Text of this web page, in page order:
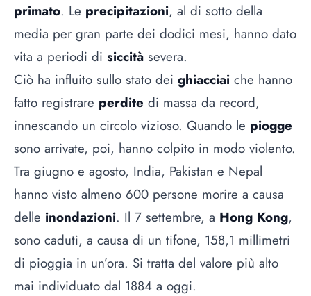
primato. Le precipitazioni, al di sotto della
media per gran parte dei dodici mesi, hanno dato
vita a periodi di siccità severa.
Ciò ha influito sullo stato dei ghiacciai che hanno
fatto registrare perdite di massa da record,
innescando un circolo vizioso. Quando le piogge
sono arrivate, poi, hanno colpito in modo violento.
Tra giugno e agosto, India, Pakistan e Nepal
hanno visto almeno 600 persone morire a causa
delle inondazioni. Il 7 settembre, a Hong Kong,
sono caduti, a causa di un tifone, 158,1 millimetri
di pioggia in un’ora. Si tratta del valore più alto
mai individuato dal 1884 a oggi.